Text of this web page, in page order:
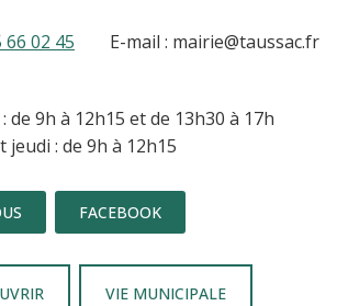
66 02 45 E-mail : mairie@taussac.fr
de 9h à 12h15 et de 13h30 à 17h
: de 9h à 12h15
FACEBOOK
VIE MUNICIPALE